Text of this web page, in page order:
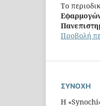
Το
Προβολή
ΣΥΝΟΧΗ
Η